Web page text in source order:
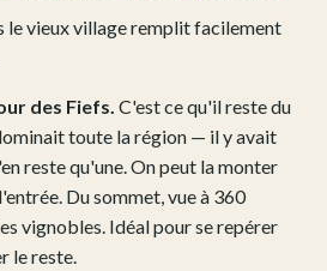
le vieux village remplit facilement
des Fiefs. C'est ce qu'il reste du
toute la région — il y avait
reste qu'une. On peut la monter
Du sommet, vue à 360
vignobles. Idéal pour se repérer
le reste.